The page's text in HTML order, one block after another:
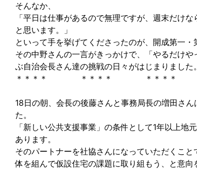
そんなか、
「平日は仕事があるので無理ですが、週末だけ
と思います。」
といって手を挙げてくださったのが、開成第一・
その中野さんの一言がきっかけで、「やるだけ
ぶ自治会長さん達の挑戦の日々がはじまりました。
＊＊＊＊ ＊＊＊＊ ＊＊＊＊
18日の朝、会長の後藤さんと事務局長の増田さ
た。
「新しい公共支援事業」の条件として1年以上
あります。
そのパートナーを社協さんになっていただくこ
体を組んで仮設住宅の課題に取り組もう、と意向